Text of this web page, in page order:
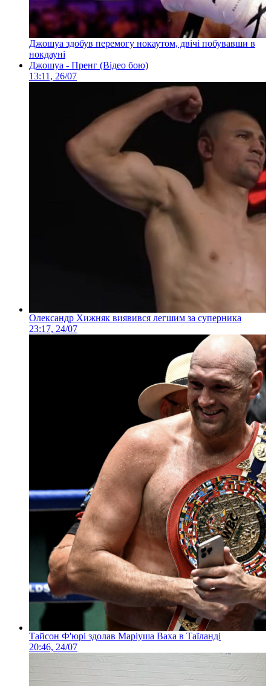
Джошуа здобув перемогу нокаутом, двічі побувавши в
нокдауні
Джошуа - Пренг (Відео бою)
13:11, 26/07
Олександр Хижняк виявився легшим за суперника
23:17, 24/07
Тайсон Ф'юрі здолав Маріуша Ваха в Таїланді
20:46, 24/07